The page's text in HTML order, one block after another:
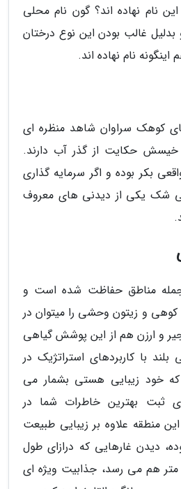
نام نهاده اند؟ گون نام محلی
بدلیل غالب بودن این نوع درختان
نام نهاده اند.
کوهک سراوان شاهد منظره ای
حکایت از گذر آب دارند.
بکر بوده و اگر سرمایه گذاری
شک یکی از دیدنی های معروف
جمله مناطق حفاظت شده است و
و زیتون وحشی را میتوان در
و ارزن هم از این پوشش گیاهی
با کاربردهای استراتژیک در
خود زیبایی هستی بشمار می
ثبت بهترین خاطرات شما در
منطقه علاوه بر زیبایی طبیعت
دیدن غارهایی که درازای طول
آنها حتی به بیش از 100 متر هم می رسد، جذابیت ویژه ای